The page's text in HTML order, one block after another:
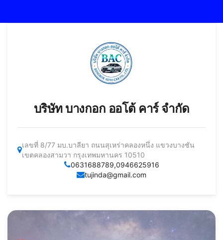
บริษัท บางกอก ออโต้ คาร์ จำกัด
เลขที่ 8/77 มบ.บาลียา ถนนสุเหร่าคลองหนึ่ง แขวงบางชัน
เขตคลองสามวา กรุงเทพมหานคร 10510
0631688789,0946625916
tujinda@gmail.com